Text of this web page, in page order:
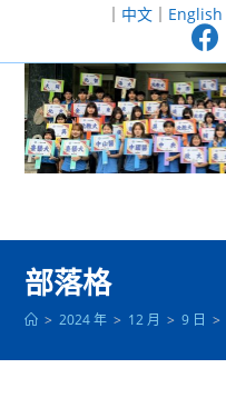
至
｜ 中文｜ English
部落格
> 2024 年 > 12 月 > 9 日 >